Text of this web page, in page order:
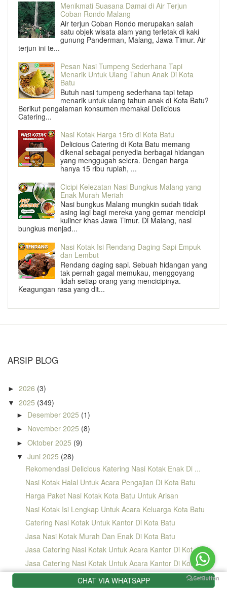
CHAT VIA WHATSAPP
Menikmati Suasana Damai di Air Terjun
Coban Rondo Malang
Air terjun Coban Rondo merupakan salah
satu objek wisata alam yang terletak di kaki
gunung Panderman, Malang, Jawa Timur. Air
terjun ini te...
Pesan Nasi Tumpeng Sederhana Tapi
Menarik Untuk Ulang Tahun Anak Di Kota
Batu
Butuh nasi tumpeng sederhana tapi tetap
menarik untuk ulang tahun anak di Kota Batu?
Berikut pengalaman konsumen memakai Delicious
Catering...
Nasi Kotak Harga 15rb di Kota Batu
Delicious Catering di Kota Batu memang
dikenal sebagai penyedia berbagai hidangan
yang menggugah selera. Dengan harga
hanya 15 ribu rupiah, ...
Cicipi Kelezatan Nasi Bungkus Malang yang
Enak Murah Meriah
Nasi bungkus Malang mungkin sudah tidak
asing lagi bagi mereka yang gemar mencicipi
kuliner khas Jawa Timur. Di Malang, nasi
bungkus menjad...
Nasi Kotak Isi Rendang Daging Sapi Empuk
dan Lembut
Rendang daging sapi. Sebuah hidangan yang
tak pernah gagal memukau, menggoyang
lidah setiap orang yang mencicipinya.
Keagungan rasa yang dit...
ARSIP BLOG
► 2026 (3)
▼ 2025 (349)
► Desember 2025 (1)
► November 2025 (8)
► Oktober 2025 (9)
▼ Juni 2025 (28)
Rekomendasi Delicious Katering Nasi Kotak Enak Di ...
Nasi Kotak Halal Untuk Acara Pengajian Di Kota Batu
Harga Paket Nasi Kotak Kota Batu Untuk Arisan
Nasi Kotak Isi Lengkap Untuk Acara Keluarga Kota Batu
Catering Nasi Kotak Untuk Kantor Di Kota Batu
Jasa Nasi Kotak Murah Dan Enak Di Kota Batu
Jasa Catering Nasi Kotak Untuk Acara Kantor Di Kot...
Jasa Catering Nasi Kotak Untuk Acara Kantor Di Kot...
Paket Hemat Nasi Kotak Ayam Suwir Kemangi Di Wilay...